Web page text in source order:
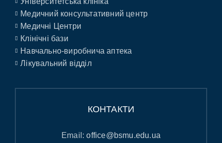
Медичний консультативний центр
Медичні Центри
Клінічні бази
Навчально-виробнича аптека
Лікувальний відділ
КОНТАКТИ
Email:office@bsmu.edu.ua